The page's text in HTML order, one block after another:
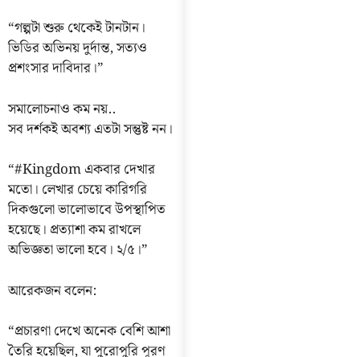
“গল্পটা শুরু থেকেই টানটান।
ভিডির অভিনয় দুর্দান্ত, সত্যও
প্রশংসার দাবিদার।”
সমালোচনাও কম নয়..
সব দর্শকই অবশ্য এতটা সন্তুষ্ট নন।
“#Kingdom একবার দেখার
মতো। লেখার চেয়ে কারিগরি
দিকগুলো ভালোভাবে উপস্থাপিত
হয়েছে। প্রত্যাশা কম রাখলে
অভিজ্ঞতা ভালো হবে। ২/৫।”
আরেকজন বলেন:
“প্রচারণা দেখে অনেক বেশি আশা
তৈরি হয়েছিল, যা পুরোপুরি পূরণ